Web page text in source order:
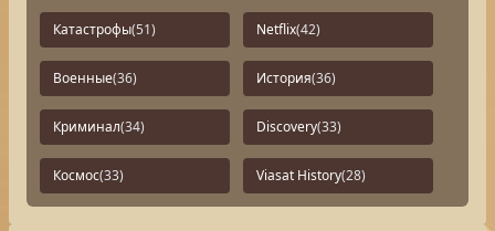
Катастрофы(51) Netflix(42)
Военные(36) История(36)
Криминал(34) Discovery(33)
Космос(33) Viasat History(28)